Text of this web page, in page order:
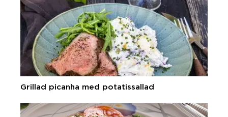
Grillad picanha med potatissallad